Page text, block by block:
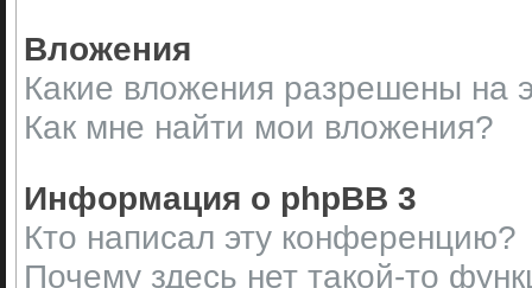
Вложения
Какие вложения разрешены на
Как мне найти мои вложения?
Информация о phpBB 3
Кто написал эту конференцию?
Почему здесь нет такой-то